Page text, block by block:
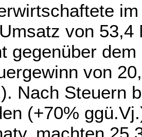
von
gegenüber
von
Nach Steuern
(+70%